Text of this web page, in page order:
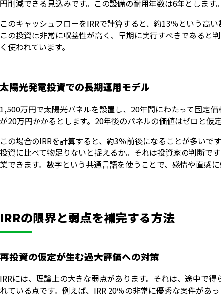
円削減できる見込みです。この設備の耐用年数は6年とします
このキャッシュフローをIRRで計算すると、約13％という高
この投資は非常に収益性が高く、早期に実行すべきであると
く使われています。
太陽光発電投資での長期運用モデル
1,500万円で太陽光パネルを設置し、20年間にわたって固定
が20万円かかるとします。20年後のパネルの価値はゼロと仮
この場合のIRRを計算すると、約3％前後になることが多い
投資に比べて物足りないと捉えるか。それは投資家の判断で
業できます。数字という共通言語を使うことで、感情や直感
IRRの限界と弱点を補完する方法
再投資の仮定が生む過大評価への対策
IRRには、理論上の大きな弱点があります。それは、途中で
れている点です。例えば、IRR 20％の非常に優秀な案件があ